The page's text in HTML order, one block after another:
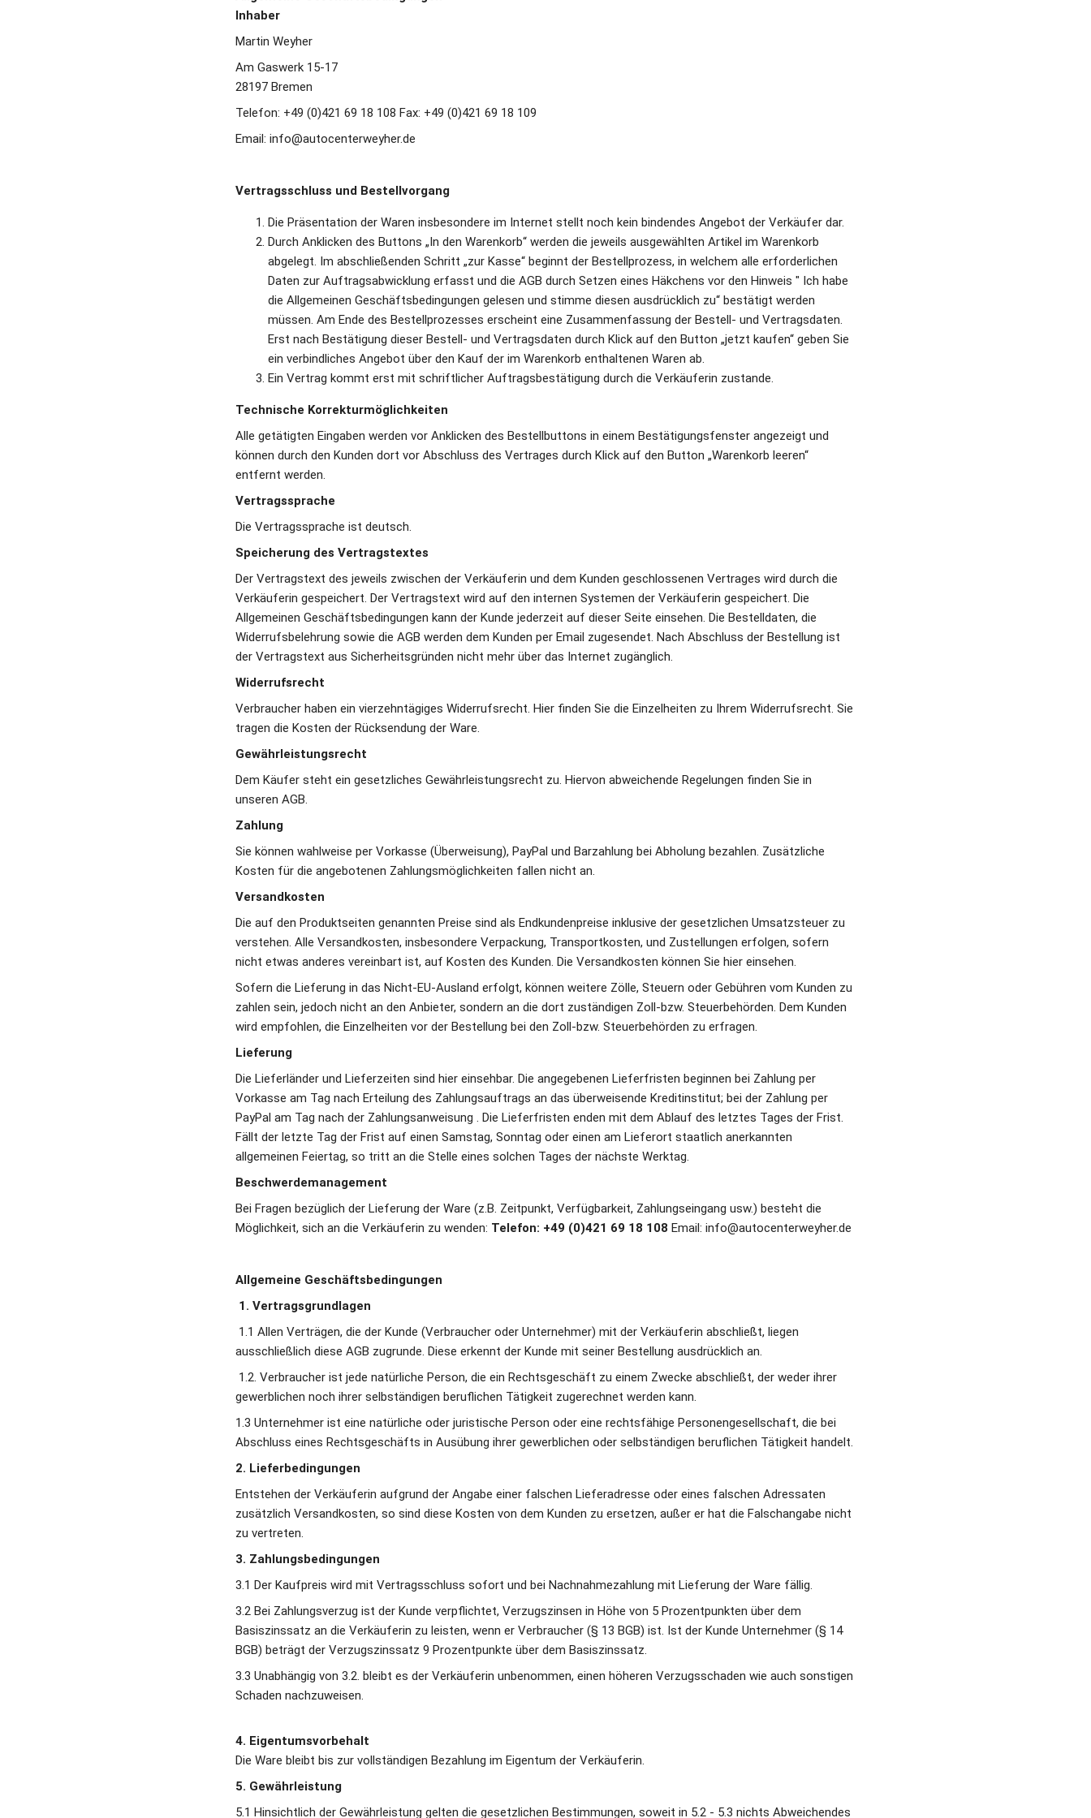
Inhaber
Martin Weyher
Am Gaswerk 15-17
28197 Bremen
Telefon: +49 (0)421 69 18 108 Fax: +49 (0)421 69 18 109
Email: info@autocenterweyher.de
Vertragsschluss und Bestellvorgang
Die Präsentation der Waren insbesondere im Internet stellt noch kein bindendes Angebot der Verkäufer dar.
Durch Anklicken des Buttons „In den Warenkorb“ werden die jeweils ausgewählten Artikel im Warenkorb
abgelegt. Im abschließenden Schritt „zur Kasse“ beginnt der Bestellprozess, in welchem alle erforderlichen
Daten zur Auftragsabwicklung erfasst und die AGB durch Setzen eines Häkchens vor den Hinweis " Ich habe
die Allgemeinen Geschäftsbedingungen gelesen und stimme diesen ausdrücklich zu“ bestätigt werden
müssen. Am Ende des Bestellprozesses erscheint eine Zusammenfassung der Bestell- und Vertragsdaten.
Erst nach Bestätigung dieser Bestell- und Vertragsdaten durch Klick auf den Button „jetzt kaufen“ geben Sie
ein verbindliches Angebot über den Kauf der im Warenkorb enthaltenen Waren ab.
Ein Vertrag kommt erst mit schriftlicher Auftragsbestätigung durch die Verkäuferin zustande.
Technische Korrekturmöglichkeiten
Alle getätigten Eingaben werden vor Anklicken des Bestellbuttons in einem Bestätigungsfenster angezeigt und
können durch den Kunden dort vor Abschluss des Vertrages durch Klick auf den Button „Warenkorb leeren“
entfernt werden.
Vertragssprache
Die Vertragssprache ist deutsch.
Speicherung des Vertragstextes
Der Vertragstext des jeweils zwischen der Verkäuferin und dem Kunden geschlossenen Vertrages wird durch die
Verkäuferin gespeichert. Der Vertragstext wird auf den internen Systemen der Verkäuferin gespeichert. Die
Allgemeinen Geschäftsbedingungen kann der Kunde jederzeit auf dieser Seite einsehen. Die Bestelldaten, die
Widerrufsbelehrung sowie die AGB werden dem Kunden per Email zugesendet. Nach Abschluss der Bestellung ist
der Vertragstext aus Sicherheitsgründen nicht mehr über das Internet zugänglich.
Widerrufsrecht
Verbraucher haben ein vierzehntägiges Widerrufsrecht. Hier finden Sie die Einzelheiten zu Ihrem Widerrufsrecht. Sie
tragen die Kosten der Rücksendung der Ware.
Gewährleistungsrecht
Dem Käufer steht ein gesetzliches Gewährleistungsrecht zu. Hiervon abweichende Regelungen finden Sie in
unseren AGB.
Zahlung
Sie können wahlweise per Vorkasse (Überweisung), PayPal und Barzahlung bei Abholung bezahlen. Zusätzliche
Kosten für die angebotenen Zahlungsmöglichkeiten fallen nicht an.
Versandkosten
Die auf den Produktseiten genannten Preise sind als Endkundenpreise inklusive der gesetzlichen Umsatzsteuer zu
verstehen. Alle Versandkosten, insbesondere Verpackung, Transportkosten, und Zustellungen erfolgen, sofern
nicht etwas anderes vereinbart ist, auf Kosten des Kunden. Die Versandkosten können Sie hier einsehen.
Sofern die Lieferung in das Nicht-EU-Ausland erfolgt, können weitere Zölle, Steuern oder Gebühren vom Kunden zu
zahlen sein, jedoch nicht an den Anbieter, sondern an die dort zuständigen Zoll-bzw. Steuerbehörden. Dem Kunden
wird empfohlen, die Einzelheiten vor der Bestellung bei den Zoll-bzw. Steuerbehörden zu erfragen.
Lieferung
Die Lieferländer und Lieferzeiten sind hier einsehbar. Die angegebenen Lieferfristen beginnen bei Zahlung per
Vorkasse am Tag nach Erteilung des Zahlungsauftrags an das überweisende Kreditinstitut; bei der Zahlung per
PayPal am Tag nach der Zahlungsanweisung . Die Lieferfristen enden mit dem Ablauf des letztes Tages der Frist.
Fällt der letzte Tag der Frist auf einen Samstag, Sonntag oder einen am Lieferort staatlich anerkannten
allgemeinen Feiertag, so tritt an die Stelle eines solchen Tages der nächste Werktag.
Beschwerdemanagement
Bei Fragen bezüglich der Lieferung der Ware (z.B. Zeitpunkt, Verfügbarkeit, Zahlungseingang usw.) besteht die
Möglichkeit, sich an die Verkäuferin zu wenden: Telefon: +49 (0)421 69 18 108 Email: info@autocenterweyher.de
Allgemeine Geschäftsbedingungen
1. Vertragsgrundlagen
1.1 Allen Verträgen, die der Kunde (Verbraucher oder Unternehmer) mit der Verkäuferin abschließt, liegen
ausschließlich diese AGB zugrunde. Diese erkennt der Kunde mit seiner Bestellung ausdrücklich an.
1.2. Verbraucher ist jede natürliche Person, die ein Rechtsgeschäft zu einem Zwecke abschließt, der weder ihrer
gewerblichen noch ihrer selbständigen beruflichen Tätigkeit zugerechnet werden kann.
1.3 Unternehmer ist eine natürliche oder juristische Person oder eine rechtsfähige Personengesellschaft, die bei
Abschluss eines Rechtsgeschäfts in Ausübung ihrer gewerblichen oder selbständigen beruflichen Tätigkeit handelt.
2. Lieferbedingungen
Entstehen der Verkäuferin aufgrund der Angabe einer falschen Lieferadresse oder eines falschen Adressaten
zusätzlich Versandkosten, so sind diese Kosten von dem Kunden zu ersetzen, außer er hat die Falschangabe nicht
zu vertreten.
3. Zahlungsbedingungen
3.1 Der Kaufpreis wird mit Vertragsschluss sofort und bei Nachnahmezahlung mit Lieferung der Ware fällig.
3.2 Bei Zahlungsverzug ist der Kunde verpflichtet, Verzugszinsen in Höhe von 5 Prozentpunkten über dem
Basiszinssatz an die Verkäuferin zu leisten, wenn er Verbraucher (§ 13 BGB) ist. Ist der Kunde Unternehmer (§ 14
BGB) beträgt der Verzugszinssatz 9 Prozentpunkte über dem Basiszinssatz.
3.3 Unabhängig von 3.2. bleibt es der Verkäuferin unbenommen, einen höheren Verzugsschaden wie auch sonstigen
Schaden nachzuweisen.
4. Eigentumsvorbehalt
Die Ware bleibt bis zur vollständigen Bezahlung im Eigentum der Verkäuferin.
5. Gewährleistung
5.1 Hinsichtlich der Gewährleistung gelten die gesetzlichen Bestimmungen, soweit in 5.2 - 5.3 nichts Abweichendes